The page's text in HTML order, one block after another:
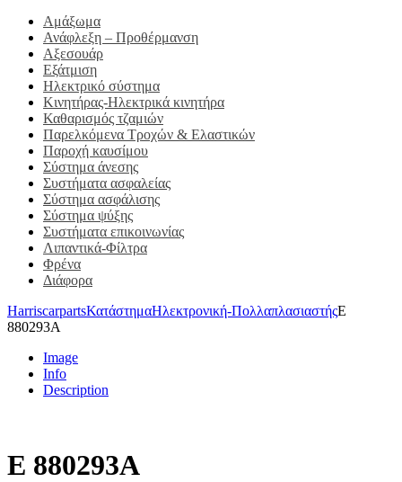
Αμάξωμα
Ανάφλεξη – Προθέρμανση
Αξεσουάρ
Εξάτμιση
Ηλεκτρικό σύστημα
Κινητήρας-Ηλεκτρικά κινητήρα
Καθαρισμός τζαμιών
Παρελκόμενα Τροχών & Ελαστικών
Παροχή καυσίμου
Σύστημα άνεσης
Συστήματα ασφαλείας
Σύστημα ασφάλισης
Σύστημα ψύξης
Συστήματα επικοινωνίας
Λιπαντικά-Φίλτρα
Φρένα
Διάφορα
HarriscarpartsΚατάστημαΗλεκτρονική-ΠολλαπλασιαστήςE
880293A
Image
Info
Description
E 880293A